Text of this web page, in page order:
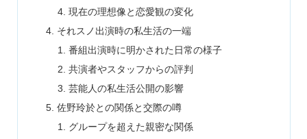
現在の理想像と恋愛観の変化
それスノ出演時の私生活の一端
番組出演時に明かされた日常の様子
共演者やスタッフからの評判
芸能人の私生活公開の影響
佐野玲於との関係と交際の噂
グループを超えた親密な関係